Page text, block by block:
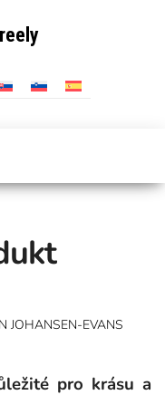
JOHANSEN-EVANS
pro krásu a